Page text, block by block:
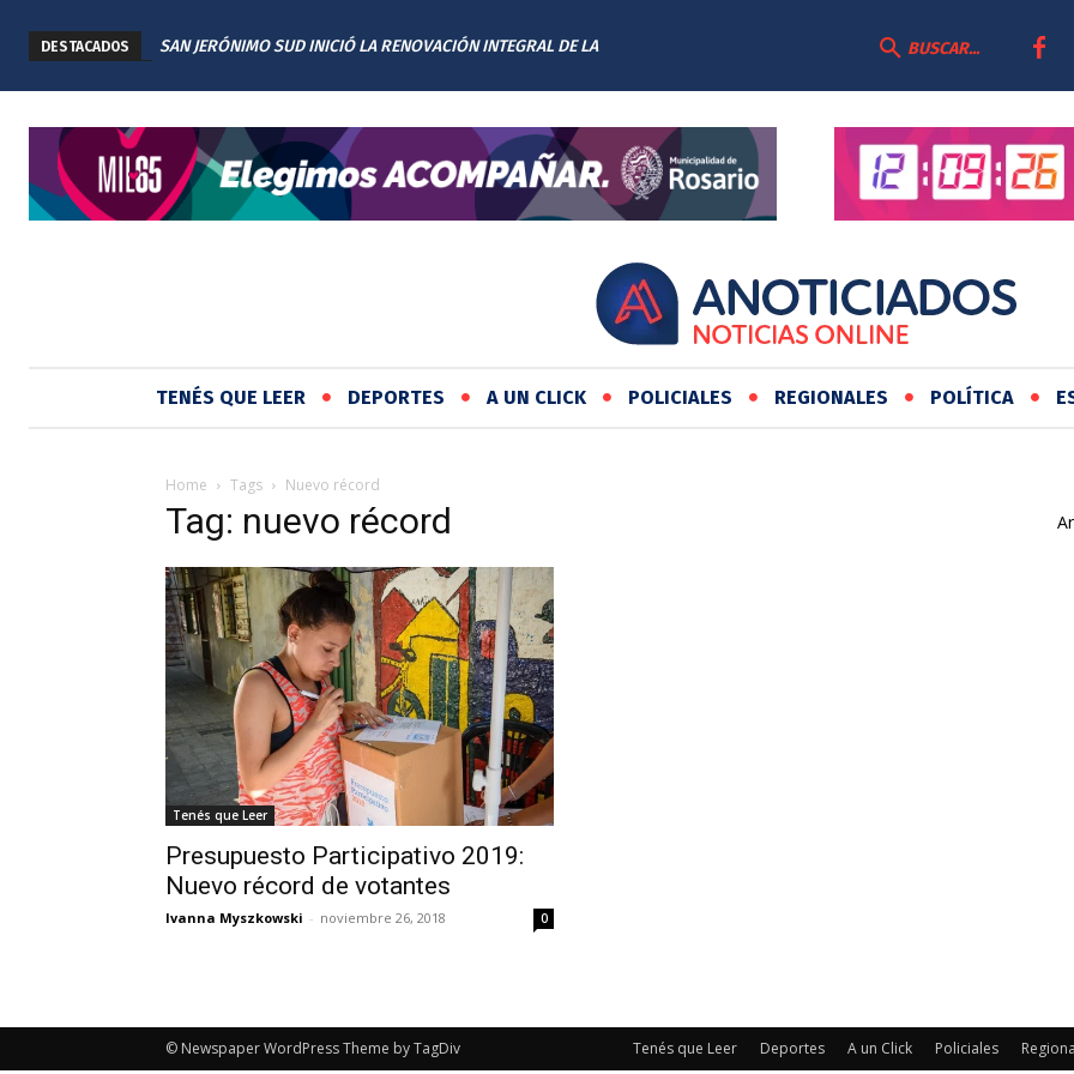
DESTACADOS
SAN JERÓNIMO SUD INICIÓ LA RENOVACIÓN INTEGRAL DE LA
BUSCAR...
TENÉS QUE LEER DEPORTES A UN CLICK POLICIALES REGIONALES POLÍTICA
Home Tags Nuevo récord
Tag: nuevo récord
Tenés que Leer
Presupuesto Participativo 2019:
Nuevo récord de votantes
Ivanna Myszkowski - noviembre 26, 2018 0
Tenés que Leer Deportes A un Click Policiales
© Newspaper WordPress Theme by TagDiv